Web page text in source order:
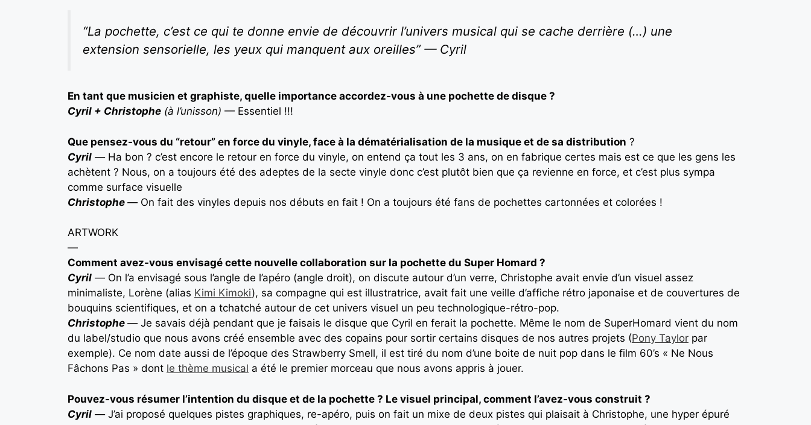
“La pochette, c’est ce qui te donne envie de découvrir l’univers musical qui se cache derrière (…) une
extension sensorielle, les yeux qui manquent aux oreilles” — Cyril
En tant que musicien et graphiste, quelle importance accordez-vous à une pochette de disque ?
Cyril + Christophe (à l’unisson) — Essentiel !!!
Que pensez-vous du “retour” en force du vinyle, face à la dématérialisation de la musique et de sa distribution ?
Cyril —Ha bon ? c’est encore le retour en force du vinyle, on entend ça tout les 3 ans, on en fabrique certes mais est ce que les gens les
achètent ? Nous, on a toujours été des adeptes de la secte vinyle donc c’est plutôt bien que ça revienne en force, et c’est plus sympa
comme surface visuelle
Christophe —On fait des vinyles depuis nos débuts en fait ! On a toujours été fans de pochettes cartonnées et colorées !
ARTWORK
—
Comment avez-vous envisagé cette nouvelle collaboration sur la pochette du Super Homard ?
Cyril —On l’a envisagé sous l’angle de l’apéro (angle droit), on discute autour d’un verre, Christophe avait envie d’un visuel assez
minimaliste, Lorène (alias Kimi Kimoki), sa compagne qui est illustratrice, avait fait une veille d’affiche rétro japonaise et de couvertures de
bouquins scientifiques, et on a tchatché autour de cet univers visuel un peu technologique-rétro-pop.
Christophe —Je savais déjà pendant que je faisais le disque que Cyril en ferait la pochette. Même le nom de SuperHomard vient du nom
du label/studio que nous avons créé ensemble avec des copains pour sortir certains disques de nos autres projets (Pony Taylor par
exemple). Ce nom date aussi de l’époque des Strawberry Smell, il est tiré du nom d’une boite de nuit pop dans le film 60’s « Ne Nous
Fâchons Pas » dont le thème musical a été le premier morceau que nous avons appris à jouer.
Pouvez-vous résumer l’intention du disque et de la pochette ? Le visuel principal, comment l’avez-vous construit ?
Cyril —J’ai proposé quelques pistes graphiques, re-apéro, puis on fait un mixe de deux pistes qui plaisait à Christophe, une hyper épuré